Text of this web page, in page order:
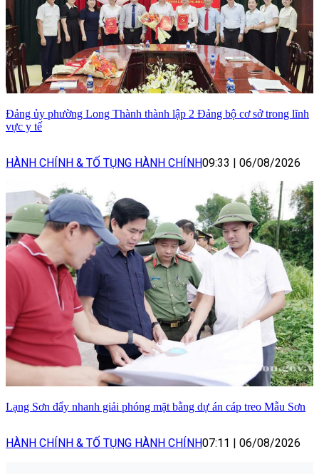
Đảng ủy phường Long Thành thành lập 2 Đảng bộ cơ sở trong lĩnh
vực y tế
HÀNH CHÍNH & TỐ TỤNG HÀNH CHÍNH09:33 06/08/2026
Lạng Sơn đẩy nhanh giải phóng mặt bằng dự án cáp treo Mẫu Sơn
HÀNH CHÍNH & TỐ TỤNG HÀNH CHÍNH07:11 06/08/2026